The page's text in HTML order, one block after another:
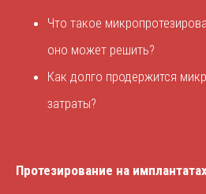
Что такое
оно может решить?
Как долго продержится
затраты?
Протезирование на